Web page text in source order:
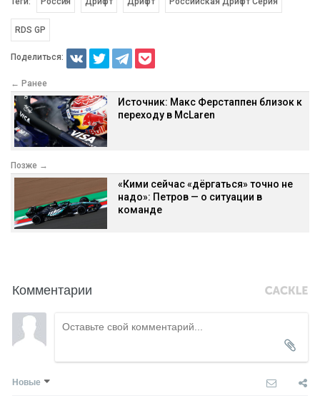
RDS GP
Поделиться:
← Ранее
Источник: Макс Ферстаппен близок к
переходу в McLaren
Позже →
«Кими сейчас «дёргаться» точно не
надо»: Петров — о ситуации в
команде
Комментарии
Новые